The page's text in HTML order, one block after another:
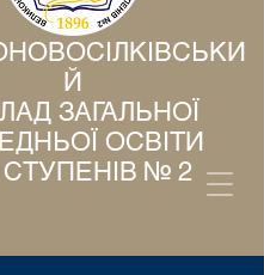
Й
ЗАГАЛЬНОЇ
ОСВІТИ
СТУПЕНІВ № 2